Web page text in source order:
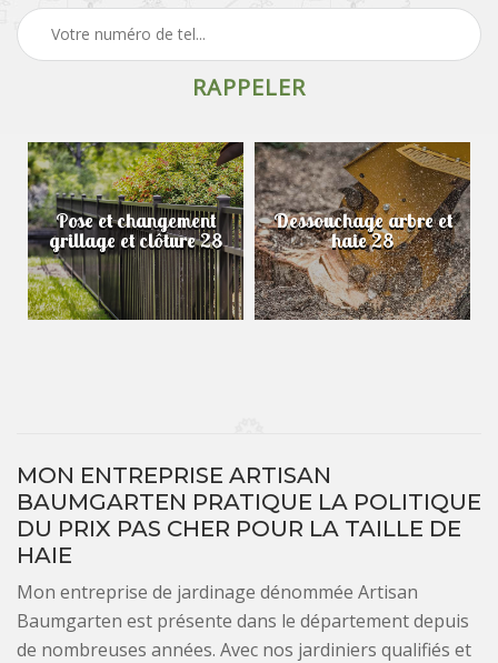
Pose et changement
grillage et clôture 28
Dessouchage arbre et
haie 28
MON ENTREPRISE ARTISAN
BAUMGARTEN PRATIQUE LA POLITIQUE
DU PRIX PAS CHER POUR LA TAILLE DE
HAIE
Mon entreprise de jardinage dénommée Artisan
Baumgarten est présente dans le département depuis
de nombreuses années. Avec nos jardiniers qualifiés et